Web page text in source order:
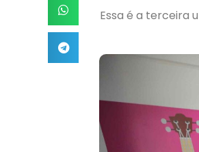
Essa é a terceira